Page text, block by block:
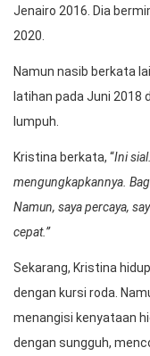
Jenairo 2016. Dia
2020.
Namun nasib berkata
latihan pada Juni 2018
lumpuh.
Kristina berkata, “Ini
mengungkapkannya.
Namun, saya percaya,
cepat.”
Sekarang, Kristina
dengan kursi roda.
menangisi kenyataan
dengan sungguh,